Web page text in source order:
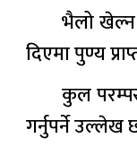
भैलो खेल्न
दिएमा पुण्य
कुल
गर्नुपर्ने उल्लेख